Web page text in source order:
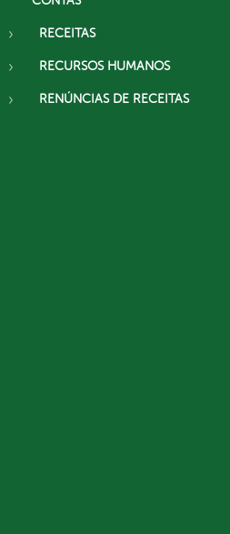
RECEITAS
RECURSOS HUMANOS
RENÚNCIAS DE RECEITAS